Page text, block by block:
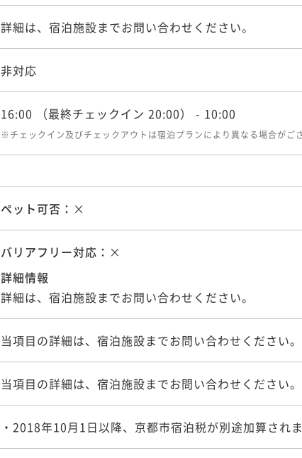
詳細は、宿泊施設までお問い合わせください。
非対応
16:00 （最終チェックイン 20:00） - 10:00
※チェックイン及びチェックアウトは宿泊プランにより異なる場合がご
ペット可否： ×
バリアフリー対応： ×
詳細情報
詳細は、宿泊施設までお問い合わせください。
当項目の詳細は、宿泊施設までお問い合わせください。
当項目の詳細は、宿泊施設までお問い合わせください。
・2018年10月1日以降、京都市宿泊税が別途加算され